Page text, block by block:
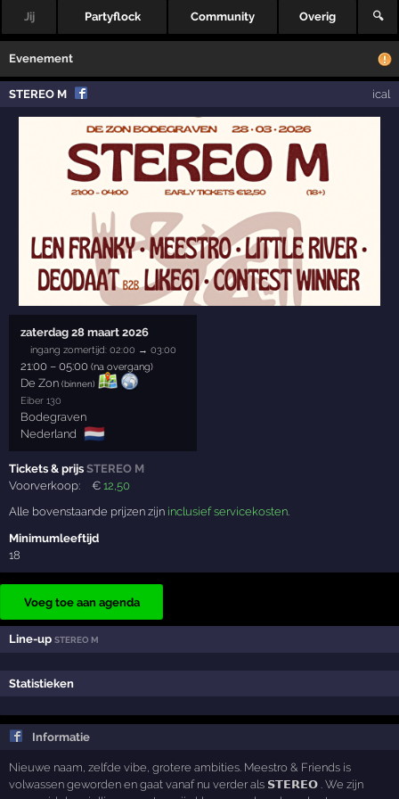
Jij Partyflock Community Overig 🔍
Evenement
STEREO M ical
zaterdag 28 maart 2026
ingang zomertijd: 02:00 → 03:00
21:00 –05:00(na overgang)
De Zon (binnen)
Eiber 130
Bodegraven
Nederland
🇳🇱
Tickets & prijsSTEREO M
Voorverkoop:
€12,50
Alle bovenstaande prijzen zijn inclusief servicekosten.
Minimumleeftijd
18
Voeg toe aan agenda
Line-upSTEREO M
Statistieken
Informatie
Nieuwe naam, zelfde vibe, grotere ambities. Meestro & Friends is
volwassen geworden en gaat vanaf nu verder als 𝗦𝗧𝗘𝗥𝗘𝗢 . We zijn